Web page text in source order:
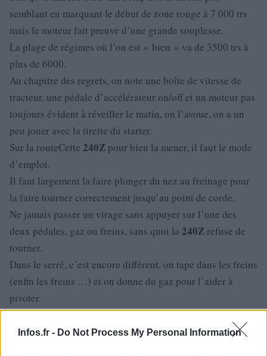
Infos.fr - Do Not Process My Personal Information
semblant en marquant le début de zone rouge à 7 000 trs
mais le moteur fait preuve d’une grande souplesse.
La plage de régimes où l’on est « bien » va de 3500 trs à
plus de 6000.
Au chapitre des regrets, on note une boîte de vitesse de
tracteur, une pédale d’accélérateur on/off et un moteur pas
toujours évident à réveiller le matin, on l’avoue, on a un
peu jouer avec la tirette du starter.
Sur la routeCette 240Z pour bien la mener, il faut le mode
d’emploi.
Il faut largement la faire plonger du nez au freinage pour
la faire tourner correctement jusqu’au point de corde.
Ne jamais passer un virage sans appuyer sur l’une des
deux pédales, gaz ou freins, sans quoi la 240Z refuse de
tourner.
Dans le serré, c’est encore différent, on tape dans les freins
(enfin les freins …) et on donne du gaz pour l’aider à
pivoter.
Bref, c’est une ancienne mais une fois tout cela bien
intégrer, on va vite et même plutôt vite.